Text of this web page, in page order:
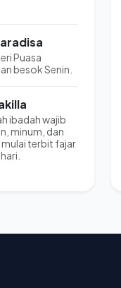
Puasa
besok Senin.
ibadah wajib
minum, dan
terbit fajar